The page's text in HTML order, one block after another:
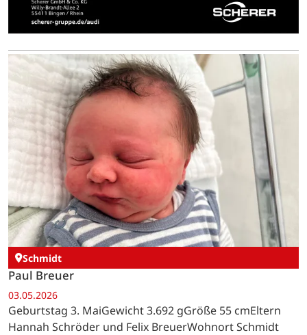
Schmidt
Paul Breuer
03.05.2026
Geburtstag 3. MaiGewicht 3.692 gGröße 55 cmEltern
Hannah Schröder und Felix BreuerWohnort Schmidt